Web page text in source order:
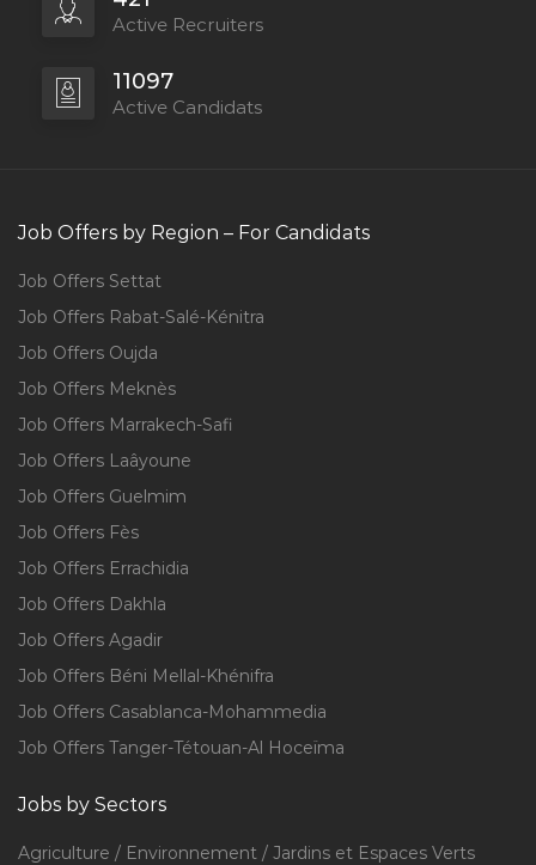
Active Recruiters
11097
Active Candidats
Job Offers by Region – For Candidats
Job Offers Settat
Job Offers Rabat-Salé-Kénitra
Job Offers Oujda
Job Offers Meknès
Job Offers Marrakech-Safi
Job Offers Laâyoune
Job Offers Guelmim
Job Offers Fès
Job Offers Errachidia
Job Offers Dakhla
Job Offers Agadir
Job Offers Béni Mellal-Khénifra
Job Offers Casablanca-Mohammedia
Job Offers Tanger-Tétouan-Al Hoceïma
Jobs by Sectors
Agriculture / Environnement / Jardins et Espaces Verts